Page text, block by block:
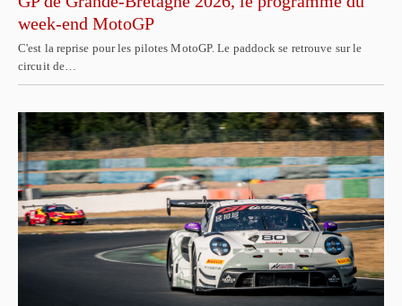
week-end MotoGP
C'est la reprise pour les pilotes MotoGP. Le paddock se retrouve sur le
circuit de…